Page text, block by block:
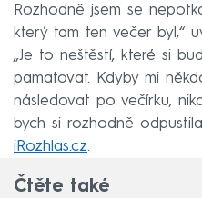
Rozhodně jsem se
který tam ten večer byl,“
„Je to neštěstí, které si
pamatovat. Kdyby mi
následovat po večírku,
bych si rozhodně
iRozhlas.cz.
Čtěte také